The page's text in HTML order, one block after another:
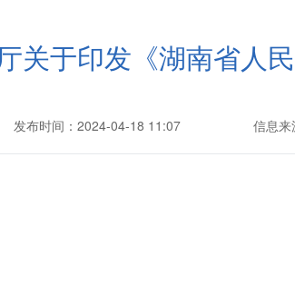
关于印发《湖南省人
发布时间：2024-04-18 11:07 信息来